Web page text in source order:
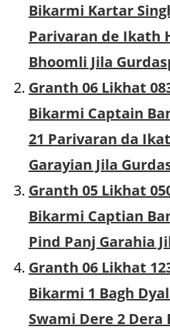
Bikarmi Kartar
Parivaran de Ikath
Bhoomli Jila
Granth 06 Likhat
Bikarmi Captain
21 Parivaran da
Garayian Jila
Granth 05 Likhat
Bikarmi Captian
Pind Panj Garahia
Granth 06 Likhat
Bikarmi 1 Bagh
Swami Dere 2 Dera